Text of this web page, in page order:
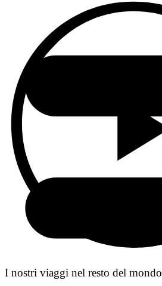
I nostri viaggi nel resto del mondo